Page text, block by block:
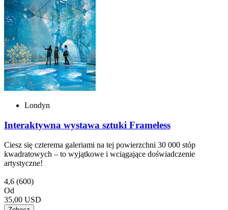
Londyn
Interaktywna wystawa sztuki Frameless
Ciesz się czterema galeriami na tej powierzchni 30 000 stóp
kwadratowych – to wyjątkowe i wciągające doświadczenie
artystyczne!
4,6 (600)
Od
35,00 USD